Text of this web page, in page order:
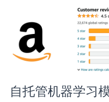
自托管机器学习